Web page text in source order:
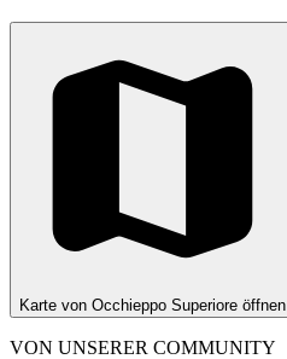
Karte von Occhieppo Superiore öffnen
VON UNSERER COMMUNITY